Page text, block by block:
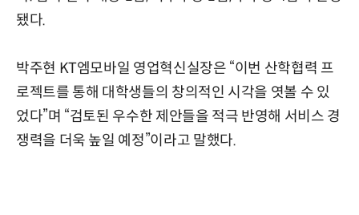
됐다.
박주현 KT엠모바일 영업혁신실장은 “이번 산학협력 프
로젝트를 통해 대학생들의 창의적인 시각을 엿볼 수 있
었다”며 “검토된 우수한 제안들을 적극 반영해 서비스 경
쟁력을 더욱 높일 예정”이라고 말했다.